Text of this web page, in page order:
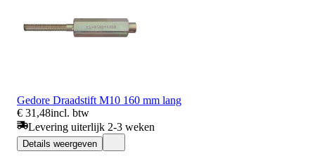
Gedore Draadstift M10 160 mm lang
€ 31,48incl. btw
Levering uiterlijk 2-3 weken
Details weergeven